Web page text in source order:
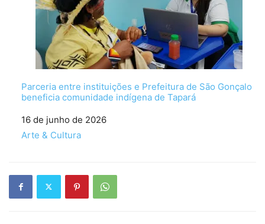
Parceria entre instituições e Prefeitura de São Gonçalo
beneficia comunidade indígena de Tapará
Data
16 de junho de 2026
Em relação a
Arte & Cultura